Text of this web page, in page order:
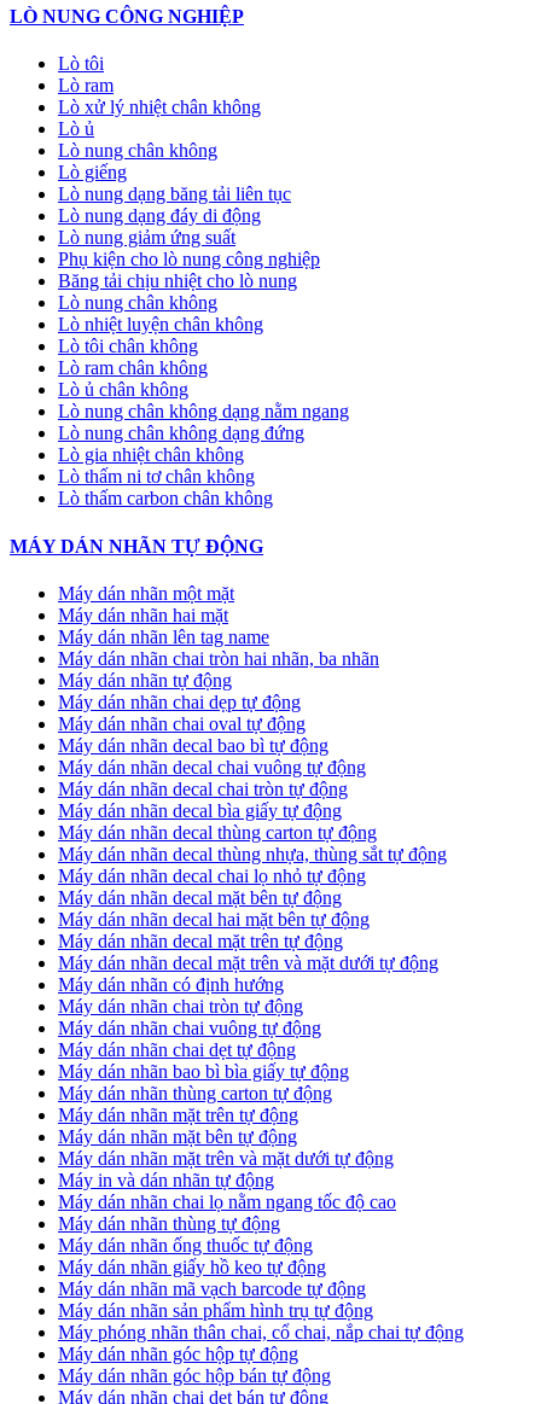
LÒ NUNG CÔNG NGHIỆP
Lò tôi
Lò ram
Lò xử lý nhiệt chân không
Lò ủ
Lò nung chân không
Lò giếng
Lò nung dạng băng tải liên tục
Lò nung dạng đáy di động
Lò nung giảm ứng suất
Phụ kiện cho lò nung công nghiệp
Băng tải chịu nhiệt cho lò nung
Lò nung chân không
Lò nhiệt luyện chân không
Lò tôi chân không
Lò ram chân không
Lò ủ chân không
Lò nung chân không dạng nằm ngang
Lò nung chân không dạng đứng
Lò gia nhiệt chân không
Lò thấm ni tơ chân không
Lò thấm carbon chân không
MÁY DÁN NHÃN TỰ ĐỘNG
Máy dán nhãn một mặt
Máy dán nhãn hai mặt
Máy dán nhãn lên tag name
Máy dán nhãn chai tròn hai nhãn, ba nhãn
Máy dán nhãn tự động
Máy dán nhãn chai dẹp tự động
Máy dán nhãn chai oval tự động
Máy dán nhãn decal bao bì tự động
Máy dán nhãn decal chai vuông tự động
Máy dán nhãn decal chai tròn tự động
Máy dán nhãn decal bìa giấy tự động
Máy dán nhãn decal thùng carton tự động
Máy dán nhãn decal thùng nhựa, thùng sắt tự động
Máy dán nhãn decal chai lọ nhỏ tự động
Máy dán nhãn decal mặt bên tự động
Máy dán nhãn decal hai mặt bên tự động
Máy dán nhãn decal mặt trên tự động
Máy dán nhãn decal mặt trên và mặt dưới tự động
Máy dán nhãn có định hướng
Máy dán nhãn chai tròn tự động
​Máy dán nhãn chai vuông tự động
​Máy dán nhãn chai dẹt tự động
​Máy dán nhãn bao bì bìa giấy tự động
Máy dán nhãn thùng carton tự động
​Máy dán nhãn mặt trên tự động
​Máy dán nhãn mặt bên tự động
​Máy dán nhãn mặt trên và mặt dưới tự động
Máy in và dán nhãn tự động
Máy dán nhãn chai lọ nằm ngang tốc độ cao
​Máy dán nhãn thùng tự động
Máy dán nhãn ống thuốc tự động
​Máy dán nhãn giấy hồ keo tự động
​Máy dán nhãn mã vạch barcode tự động
​Máy dán nhãn sản phẩm hình trụ tự động
Máy phóng nhãn thân chai, cổ chai, nắp chai tự động
​Máy dán nhãn góc hộp tự động
Máy dán nhãn góc hộp bán tự động
​Máy dán nhãn chai dẹt bán tự động